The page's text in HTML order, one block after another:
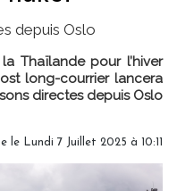
depuis Oslo
Thaïlande pour l’hiver
long-courrier lancera
directes depuis Oslo
le Lundi 7 Juillet 2025 à 10:11